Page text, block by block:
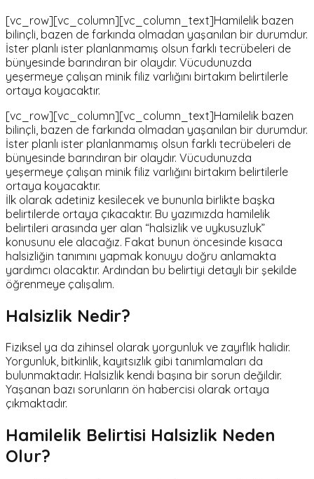
[vc_row][vc_column][vc_column_text]Hamilelik bazen
bilinçli, bazen de farkında olmadan yaşanılan bir durumdur.
İster planlı ister planlanmamış olsun farklı tecrübeleri de
bünyesinde barındıran bir olaydır. Vücudunuzda
yeşermeye çalışan minik filiz varlığını birtakım belirtilerle
ortaya koyacaktır.
[vc_row][vc_column][vc_column_text]Hamilelik bazen
bilinçli, bazen de farkında olmadan yaşanılan bir durumdur.
İster planlı ister planlanmamış olsun farklı tecrübeleri de
bünyesinde barındıran bir olaydır. Vücudunuzda
yeşermeye çalışan minik filiz varlığını birtakım belirtilerle
ortaya koyacaktır.
İlk olarak adetiniz kesilecek ve bununla birlikte başka
belirtilerde ortaya çıkacaktır. Bu yazımızda hamilelik
belirtileri arasında yer alan “halsizlik ve uykusuzluk”
konusunu ele alacağız. Fakat bunun öncesinde kısaca
halsizliğin tanımını yapmak konuyu doğru anlamakta
yardımcı olacaktır. Ardından bu belirtiyi detaylı bir şekilde
öğrenmeye çalışalım.
Halsizlik Nedir?
Fiziksel ya da zihinsel olarak yorgunluk ve zayıflık halidir.
Yorgunluk, bitkinlik, kayıtsızlık gibi tanımlamaları da
bulunmaktadır. Halsizlik kendi başına bir sorun değildir.
Yaşanan bazı sorunların ön habercisi olarak ortaya
çıkmaktadır.
Hamilelik Belirtisi Halsizlik Neden
Olur?